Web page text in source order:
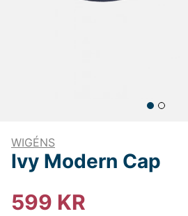
WIGÉNS
Ivy Modern Cap
599 KR